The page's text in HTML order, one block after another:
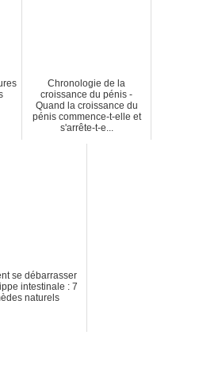
Chronologie de la
croissance du pénis -
Quand la croissance du
pénis commence-t-elle et
s'arrête-t-e...
se débarrasser
intestinale : 7
naturels